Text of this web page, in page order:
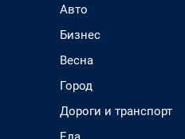
Авто
Бизнес
Весна
Город
Дороги и транспорт